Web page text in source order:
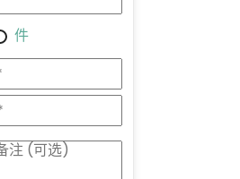
件